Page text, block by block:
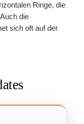
Ringe, die
die
sich oft auf der